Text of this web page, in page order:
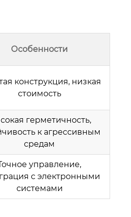
Особенности
конструкция, низкая
стоимость
герметичность,
к агрессивным
средам
управление,
с электронными
системами